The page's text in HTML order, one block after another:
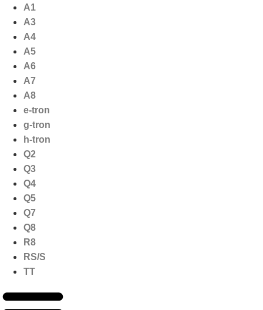
naar
inhoud
A1
A3
A4
A5
A6
A7
A8
e-tron
g-tron
h-tron
Q2
Q3
Q4
Q5
Q7
Q8
R8
RS/S
TT